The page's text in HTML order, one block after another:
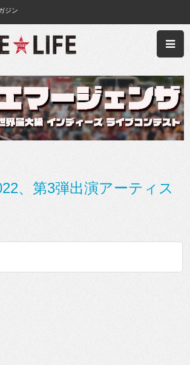
ジン
、第3弾出演アーティス